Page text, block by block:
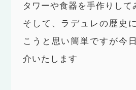
タワーや食器を手作りして
そして、ラデュレの歴史
こうと思い簡単ですが今
介いたします